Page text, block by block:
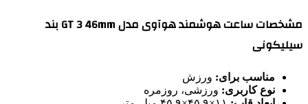
مشخصات ساعت هوشمند هوآوی مدل GT 3 46mm بند
سیلیکونی
مناسب برای: ورزش
نوع کاربری: ورزشی، روزمره